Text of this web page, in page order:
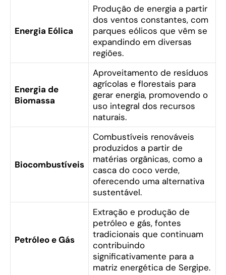
Energia Eólica
Produção de energia a partir
dos ventos constantes, com
parques eólicos que vêm se
expandindo em diversas
regiões.
Energia de
Biomassa
Aproveitamento de resíduos
agrícolas e florestais para
gerar energia, promovendo o
uso integral dos recursos
naturais.
Biocombustíveis
Combustíveis renováveis
produzidos a partir de
matérias orgânicas, como a
casca do coco verde,
oferecendo uma alternativa
sustentável.
Petróleo e Gás
Extração e produção de
petróleo e gás, fontes
tradicionais que continuam
contribuindo
significativamente para a
matriz energética de Sergipe.